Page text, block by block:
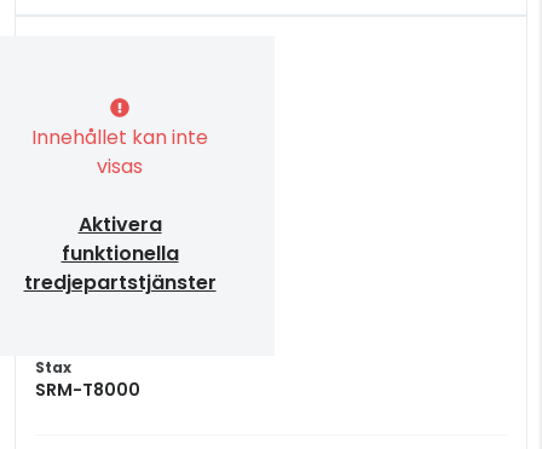
Innehållet kan inte
visas
Aktivera
funktionella
tredjepartstjänster
Stax
SRM-T8000